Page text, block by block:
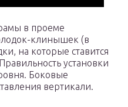
в проеме
клинышек (в
на которые ставится
установки
Боковые
вертикали.